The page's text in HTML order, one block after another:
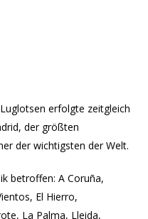
erfolgte zeitgleich
der größten
der wichtigsten der Welt.
betroffen: A Coruña,
El Hierro,
La Palma, Lleida,